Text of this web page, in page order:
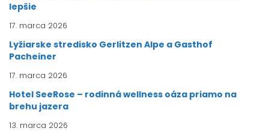
lepšie
17. marca 2026
Lyžiarske stredisko Gerlitzen Alpe a Gasthof
Pacheiner
17. marca 2026
Hotel SeeRose – rodinná wellness oáza priamo na
brehu jazera
13. marca 2026